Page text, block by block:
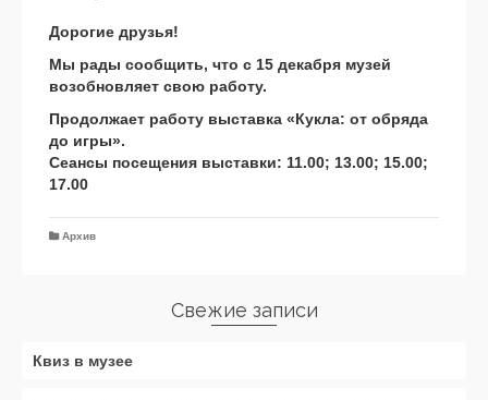
Дорогие друзья!
Мы рады сообщить, что с 15 декабря музей
возобновляет свою работу.
Продолжает работу выставка «Кукла: от обряда
до игры».
Сеансы посещения выставки: 11.00; 13.00; 15.00;
17.00
Архив
Свежие записи
Квиз в музее